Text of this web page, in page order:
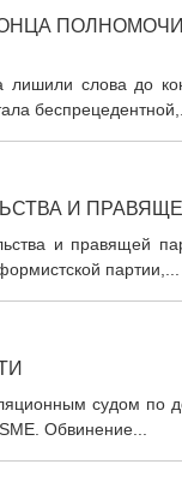
слова до
И
и правящей
партии,...
судом по
Обвинение...